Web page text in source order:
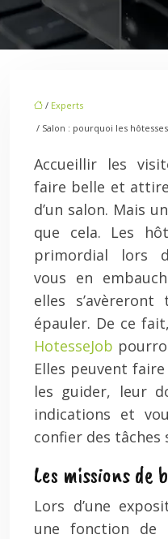
/ Experts
/ Salon : pourquoi les
Accueillir les
faire belle et
d’un salon. Mais
que cela. Les
primordial lors
vous en
elles
épauler. De ce
HotesseJob
Elles peuvent
les guider, leur
indications et
confier des tâches
Les missions de
Lors d’une
une fonction de